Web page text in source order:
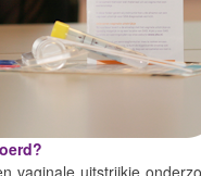
vaginale uitstrijkje